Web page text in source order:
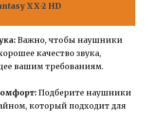
XX-2 HD
Важно, чтобы наушники
качество звука,
вашим требованиям.
Подберите наушники
который подходит для